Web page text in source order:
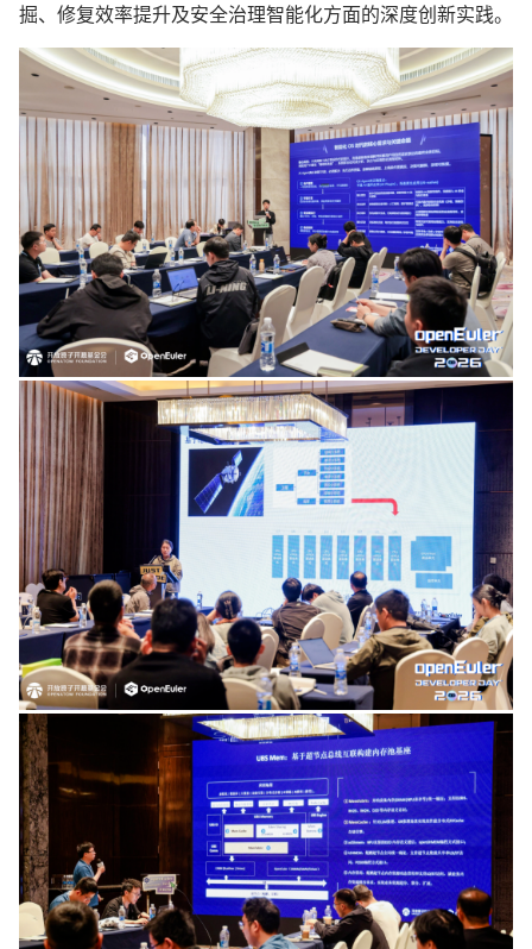
掘、修复效率提升及安全治理智能化方面的深度创新实践。